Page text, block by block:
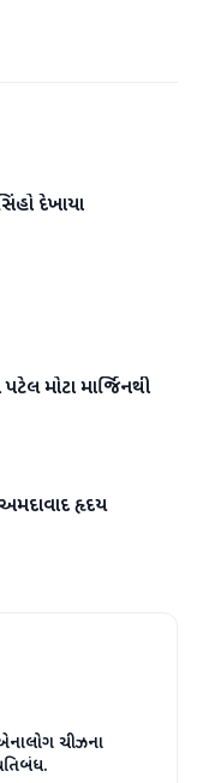
દેખાયા
મોટા માર્જિનથી
હૃદય
એનાલોગ ચીઝના